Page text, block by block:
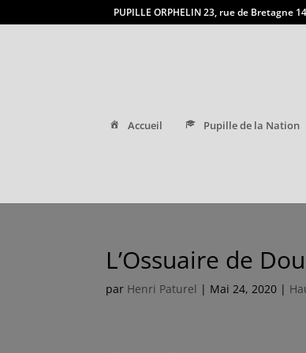
PUPILLE ORPHELIN 23, rue de Bretagne
Accueil Pupille de la Nation
L’Ossuaire de
par Henri Paturel | Mai 24, 2020 |